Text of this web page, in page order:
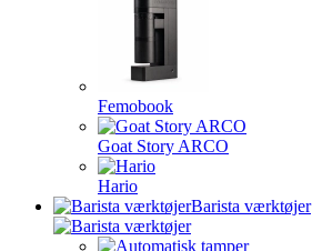
Femobook
Goat Story ARCO
Hario
Barista værktøjer